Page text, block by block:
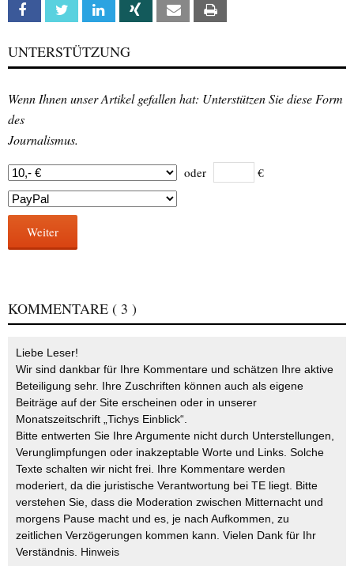
Facebook Twitter Linkedin Xing Email
UNTERSTÜTZUNG
Wenn Ihnen unser Artikel gefallen hat: Unterstützen Sie diese Form
des
Journalismus.
oder €
Weiter
KOMMENTARE ( 3 )
Liebe Leser!
Wir sind dankbar für Ihre Kommentare und schätzen Ihre aktive
Beteiligung sehr. Ihre Zuschriften können auch als eigene
Beiträge auf der Site erscheinen oder in unserer
Monatszeitschrift „Tichys Einblick“.
Bitte entwerten Sie Ihre Argumente nicht durch Unterstellungen,
Verunglimpfungen oder inakzeptable Worte und Links. Solche
Texte schalten wir nicht frei. Ihre Kommentare werden
moderiert, da die juristische Verantwortung bei TE liegt. Bitte
verstehen Sie, dass die Moderation zwischen Mitternacht und
morgens Pause macht und es, je nach Aufkommen, zu
zeitlichen Verzögerungen kommen kann. Vielen Dank für Ihr
Verständnis. Hinweis